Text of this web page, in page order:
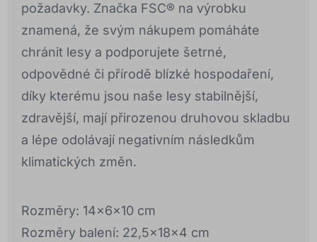
požadavky. Značka FSC® na výrobku
znamená, že svým nákupem pomáháte
chránit lesy a podporujete šetrné,
odpovědné či přírodě blízké hospodaření,
díky kterému jsou naše lesy stabilnější,
zdravější, mají přirozenou druhovou skladbu
a lépe odolávají negativním následkům
klimatických změn.
Rozměry: 14x6x10 cm
Rozměry balení: 22,5x18x4 cm